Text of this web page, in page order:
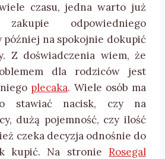
czasu, jedna warto już
odpowiedniego
później na spokojnie dokupić
Z doświadczenia wiem, że
dla rodziców jest
plecaka. Wiele osób ma
stawiać nacisk, czy na
dużą pojemność, czy ilość
czeka decyzja odnośnie do
kupić. Na stronie Rosegal